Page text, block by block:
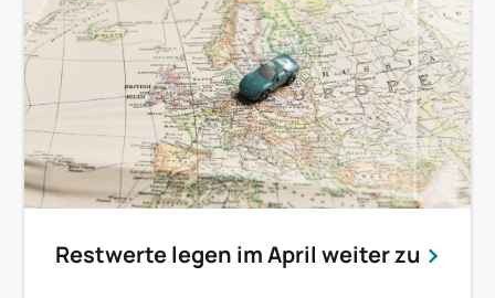
Restwerte legen im April weiter zu